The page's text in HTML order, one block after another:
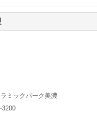
ミックパーク美濃
3200